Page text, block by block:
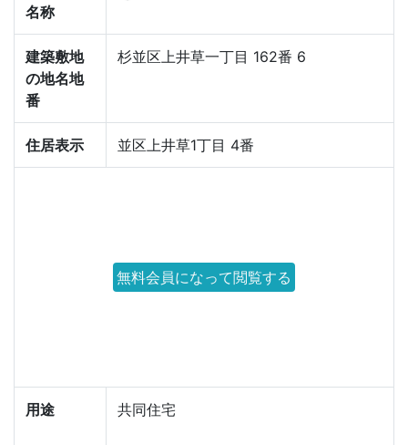
名称
建築敷地
の地名地
番
杉並区上井草一丁目 162番 6
住居表示 並区上井草1丁目 4番
無料会員になって閲覧する
用途 共同住宅